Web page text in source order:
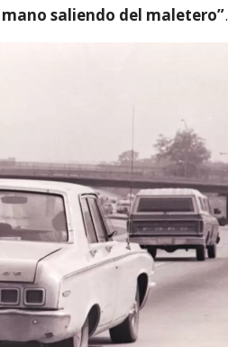
saliendo del maletero”.